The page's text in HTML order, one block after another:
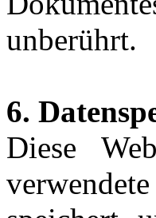
unberührt.
6.
Diese